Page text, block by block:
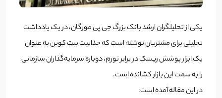
یکی از تحلیلگران ارشد بانک بزرگ جی پی مورگان، در یک یادداشت
تحلیلی برای مشتریان نوشته است که جذابیت بیت کوین به عنوان
یک ابزار پوشش ریسک در برابر تورم، دوباره سرمایه‌گذاران سازمانی
را به سمت این بازار کشانده است.
در این مقاله آمده است: